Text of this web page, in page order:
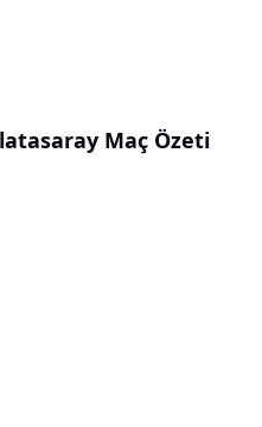
Maç Özeti